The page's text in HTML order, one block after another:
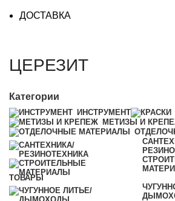
ДОСТАВКА
ЦЕРЕЗИТ
Категории
ИНСТРУМЕНТ
МЕТИЗЫ И
ТОВАРЫ